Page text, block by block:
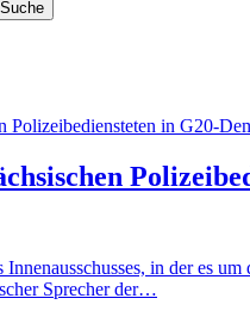
Innenausschusses, in der es
Sprecher der…